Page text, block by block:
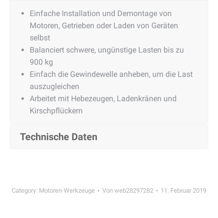
Einfache Installation und Demontage von
Motoren, Getrieben oder Laden von Geräten
selbst
Balanciert schwere, ungünstige Lasten bis zu
900 kg
Einfach die Gewindewelle anheben, um die Last
auszugleichen
Arbeitet mit Hebezeugen, Ladenkränen und
Kirschpflückern
Technische Daten
Category: Motoren-Werkzeuge Von web28297282 11. Februar 2019